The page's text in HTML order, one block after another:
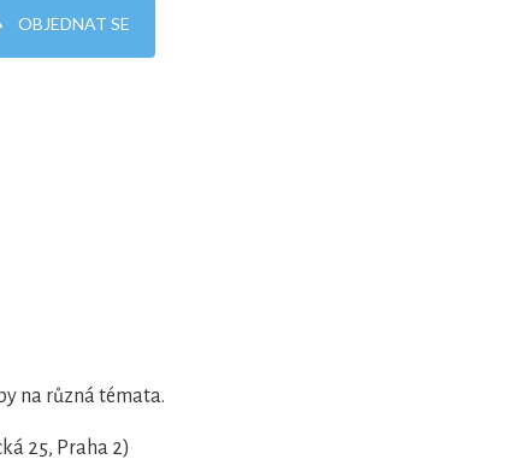
OBJEDNAT SE
na různá témata.
25, Praha 2)